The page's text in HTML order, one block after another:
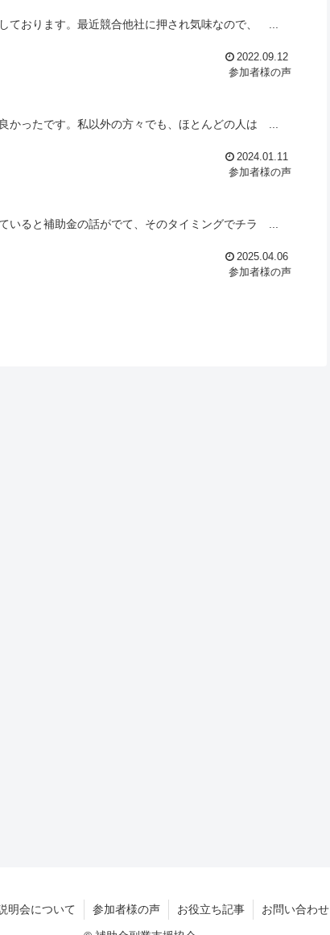
ております。最近競合他社に押され気味なので、 ...
2022.09.12
参加者様の声
かったです。私以外の方々でも、ほとんどの人は ...
2024.01.11
参加者様の声
いると補助金の話がでて、そのタイミングでチラ ...
2025.04.06
参加者様の声
明会について 参加者様の声 お役立ち記事 お問い合わせ